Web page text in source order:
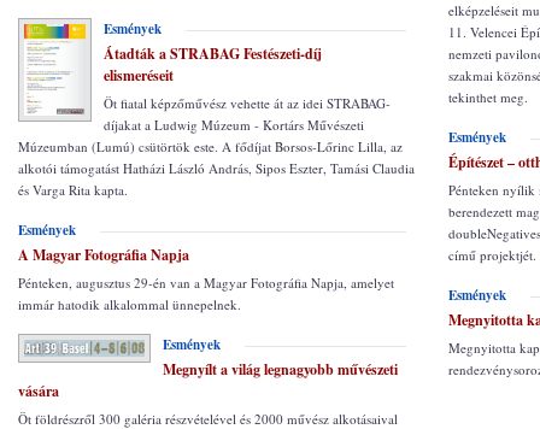
Esmények
Átadták a STRABAG Festészeti-díj
elismeréseit
Öt fiatal képzőművész vehette át az idei STRABAG-
díjakat a Ludwig Múzeum - Kortárs Művészeti
Múzeumban (Lumú) csütörtök este. A fődíjat Borsos-Lőrinc Lilla, az
alkotói támogatást Hatházi László András, Sipos Eszter, Tamási Claudia
és Varga Rita kapta.
Esmények
A Magyar Fotográfia Napja
Pénteken, augusztus 29-én van a Magyar Fotográfia Napja, amelyet
immár hatodik alkalommal ünnepelnek.
Esmények
Megnyílt a világ legnagyobb művészeti
vására
Öt földrészről 300 galéria részvételével és 2000 művész alkotásaival
elképzeléseit
11. Velencei
nemzeti
szakmai
tekinthet meg.
Esmények
Építészet –
Pénteken nyílik
berendezett
című projektjét.
Esmények
Megnyitotta
Megnyitotta